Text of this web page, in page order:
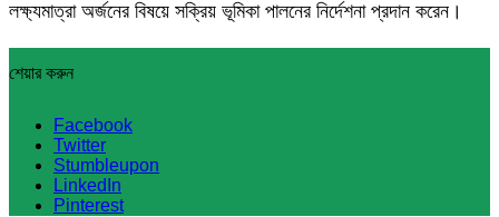
লক্ষ্যমাত্রা অর্জনের বিষয়ে সক্রিয় ভূমিকা পালনের নির্দেশনা প্রদান করেন।
শেয়ার করুন
Facebook
Twitter
Stumbleupon
LinkedIn
Pinterest